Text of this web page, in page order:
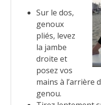
Sur le dos,
genoux
pliés, levez
la jambe
droite et
posez vos
mains à l’arrière
genou.